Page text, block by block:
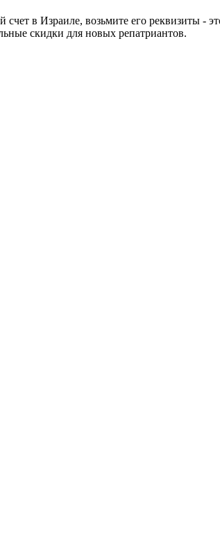
счет в Израиле, возьмите его реквизиты -
скидки для новых репатриантов.